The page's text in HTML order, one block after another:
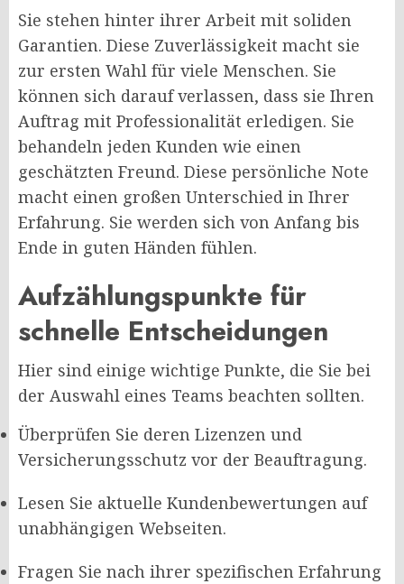
Sie stehen hinter ihrer Arbeit mit soliden
Garantien. Diese Zuverlässigkeit macht sie
zur ersten Wahl für viele Menschen. Sie
können sich darauf verlassen, dass sie Ihren
Auftrag mit Professionalität erledigen. Sie
behandeln jeden Kunden wie einen
geschätzten Freund. Diese persönliche Note
macht einen großen Unterschied in Ihrer
Erfahrung. Sie werden sich von Anfang bis
Ende in guten Händen fühlen.
Aufzählungspunkte für
schnelle Entscheidungen
Hier sind einige wichtige Punkte, die Sie bei
der Auswahl eines Teams beachten sollten.
Überprüfen Sie deren Lizenzen und
Versicherungsschutz vor der Beauftragung.
Lesen Sie aktuelle Kundenbewertungen auf
unabhängigen Webseiten.
Fragen Sie nach ihrer spezifischen Erfahrung